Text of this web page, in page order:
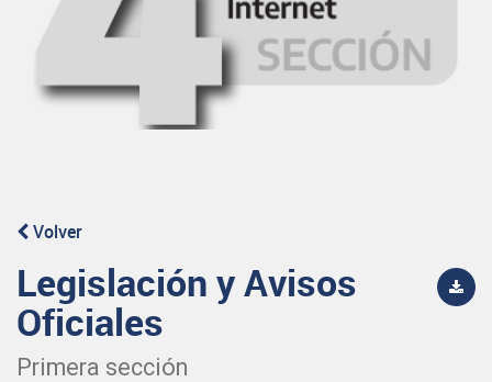
Volver
Legislación y Avisos
Oficiales
Primera sección